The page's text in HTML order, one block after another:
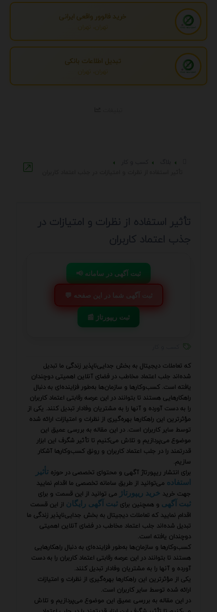
خرید فالوور واقعی ایرانی
تهران، تهران
تبدیل اطلاعات بانکی
تهران، تهران
تأثیر استفاده از نظرات و امتیازات در
جذب اعتماد کاربران
📢 ثبت آگهی در سامانه
💬 ثبت آگهی شما در این صفحه
📰 ثبت ریپورتاژ
که تعاملات دیجیتال به بخش جدایی‌ناپذیر زندگی ما تبدیل
شده‌اند جلب اعتماد مخاطب در فضای آنلاین اهمیتی دوچندان
یافته است. کسب‌وکارها و سازمان‌ها به‌طور فزاینده‌ای به دنبال
راهکارهایی هستند تا بتوانند در این عرصه رقابتی اعتماد کاربران
را به دست آورده و آنها را به مشتریان وفادار تبدیل کنند. یکی از
مؤثرترین این راهکارها بهره‌گیری از نظرات و امتیازات ارائه شده
توسط سایر کاربران است. در این مقاله به بررسی عمیق این
موضوع می‌پردازیم و تلاش می‌کنیم تا تأثیر شگرف این ابزار
قدرتمند را در جلب اعتماد کاربران و رونق کسب‌وکارها آشکار
سازیم.
برای انتشار ریپورتاژ آگهی و محتوای تخصصی در حوزه تأثیر
استفاده می‌توانید از طریق سامانه تخصصی ما اقدام نمایید
جهت خرید خرید ریپورتاژ می توانید از این قسمت و برای
ثبت آگهی و همچنین برای ثبت آگهی رایگان از این قسمت
اقدام نمایید که تعاملات دیجیتال به بخش جدایی‌ناپذیر زندگی ما
تبدیل شده‌اند جلب اعتماد مخاطب در فضای آنلاین اهمیتی
دوچندان یافته است.
کسب‌وکارها و سازمان‌ها به‌طور فزاینده‌ای به دنبال راهکارهایی
هستند تا بتوانند در این عرصه رقابتی اعتماد کاربران را به دست
آورده و آنها را به مشتریان وفادار تبدیل کنند.
یکی از مؤثرترین این راهکارها بهره‌گیری از نظرات و امتیازات
ارائه شده توسط سایر کاربران است.
در این مقاله به بررسی عمیق این موضوع می‌پردازیم و تلاش